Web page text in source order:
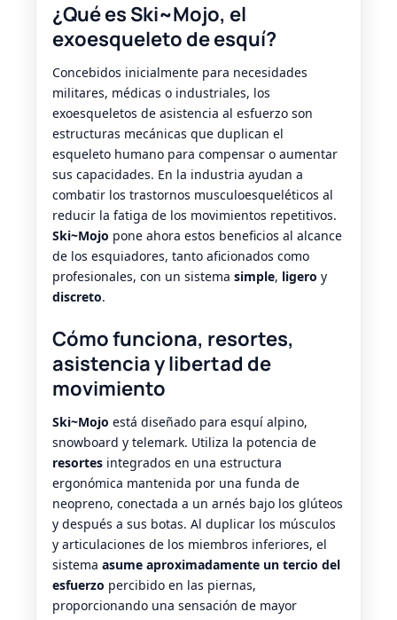
¿Qué es Ski~Mojo, el
exoesqueleto de esquí?
Concebidos inicialmente para necesidades
militares, médicas o industriales, los
exoesqueletos de asistencia al esfuerzo son
estructuras mecánicas que duplican el
esqueleto humano para compensar o aumentar
sus capacidades. En la industria ayudan a
combatir los trastornos musculoesqueléticos al
reducir la fatiga de los movimientos repetitivos.
Ski~Mojo pone ahora estos beneficios al alcance
de los esquiadores, tanto aficionados como
profesionales, con un sistema simple, ligero y
discreto.
Cómo funciona, resortes,
asistencia y libertad de
movimiento
Ski~Mojo está diseñado para esquí alpino,
snowboard y telemark. Utiliza la potencia de
resortes integrados en una estructura
ergonómica mantenida por una funda de
neopreno, conectada a un arnés bajo los glúteos
y después a sus botas. Al duplicar los músculos
y articulaciones de los miembros inferiores, el
sistema asume aproximadamente un tercio del
esfuerzo percibido en las piernas,
proporcionando una sensación de mayor